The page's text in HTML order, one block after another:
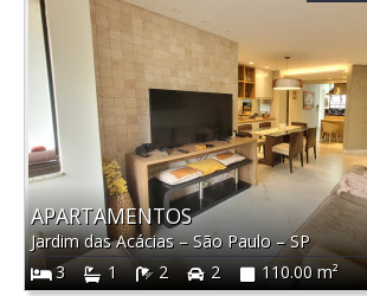
APARTAMENTOS
Jardim das Acácias–São Paulo–SP
3
1 2 2 110.00 m²